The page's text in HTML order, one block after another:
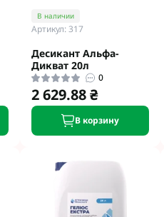
Микроудобрения Humintech
Микроудобрения Плантонит
Микроудобрения Альфа Смарт
Микроудобрения Укравит
В наличии
Артикул: 317
Десикант Альфа-
Дикват 20л
0
2 629.88 ₴
В корзину